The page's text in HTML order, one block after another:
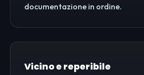
documentazione in ordine.
Vicino e reperibile